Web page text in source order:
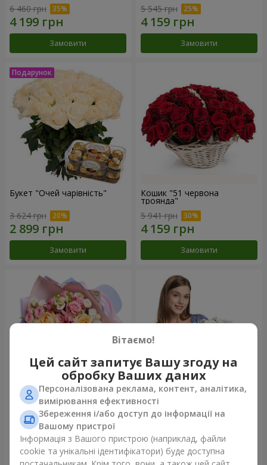
6 460 грн
Замовити
5 545 грн
Замовити
Букет "Очей чарівність"
3 624 грн
Замовити
Кошик "51 червона
троянда"
5 941 грн
Замовити
Букет "Казка мого життя"
2 332 грн
Замовити
Кошик "Янголятко"
Замовити
Вітаємо!
Цей сайт запитує Вашу згоду на
обробку Ваших даних
Персоналізована реклама, контент, аналітика,
вимірювання ефективності
Збереження і/або доступ до інформації на
Вашому пристрої
Інформація з Вашого пристрою (наприклад, файли
cookie та унікальні ідентифікатори) буде доступна